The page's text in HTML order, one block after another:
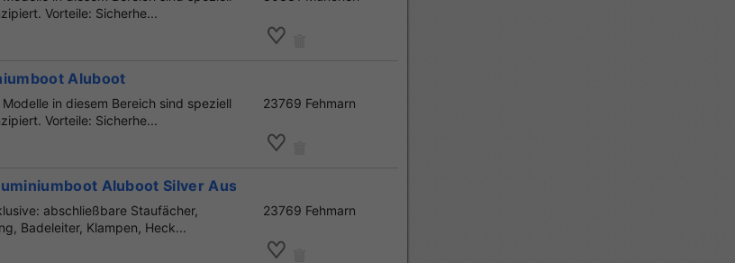
Vorteile: Sicherhe...
Aluboot
in diesem Bereich sind speziell
Vorteile: Sicherhe...
23769 Fehmarn
Aluboot Silver Aussteller
abschließbare Staufächer,
Badeleiter, Klampen, Heck...
23769 Fehmarn